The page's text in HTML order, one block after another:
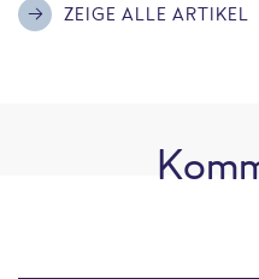
ZEIGE ALLE ARTIKEL